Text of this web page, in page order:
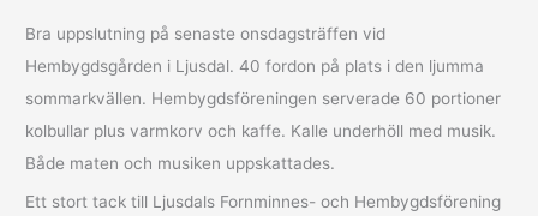
Bra uppslutning på senaste onsdagsträffen vid
Hembygdsgården i Ljusdal. 40 fordon på plats i den ljumma
sommarkvällen. Hembygdsföreningen serverade 60 portioner
kolbullar plus varmkorv och kaffe. Kalle underhöll med musik.
Både maten och musiken uppskattades.
Ett stort tack till Ljusdals Fornminnes- och Hembygdsförening